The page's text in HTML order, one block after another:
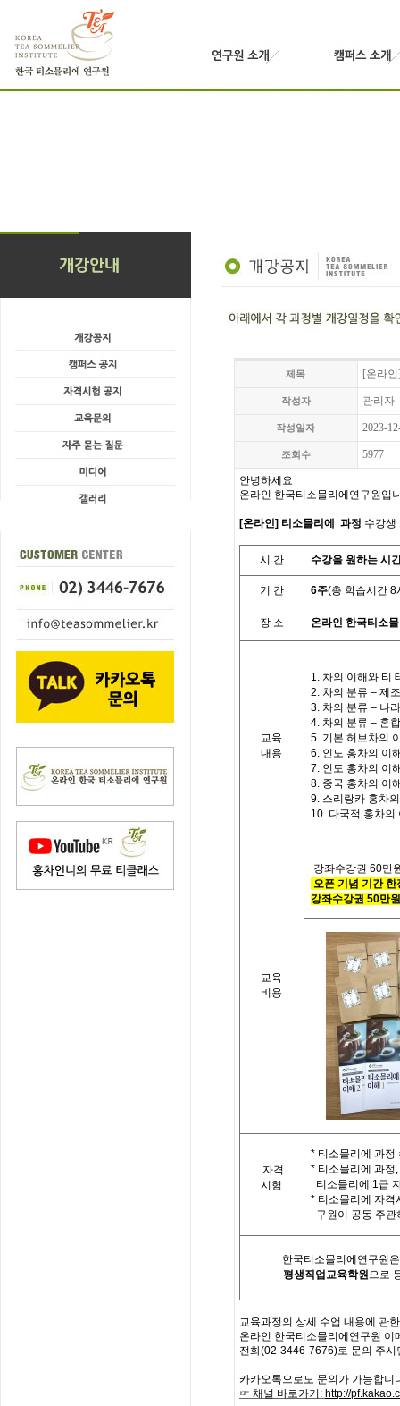
제목 [온라
작성자 관리자
작성일자 2023-
조회수 5977
안녕하세요
온라인 한국티소믈리에연구원입
[온라인] 티소믈리에 과정 수강생
시 간 수강을 원하는 시
기 간 6주(총 학습시간8
장 소 온라인 한국티소
교육
내용
1. 차의 이해와 티
2. 차의 분류 – 제
3. 차의 분류 – 나라
4. 차의 분류 – 혼합
5. 기본 허브차의
6. 인도 홍차의 이
7. 인도 홍차의 이
8. 중국 홍차의 이
9. 스리랑카 홍차
10. 다국적 홍차의
교육
비용
강좌수강권 60만
오픈 기념 기간 한
강좌수강권 50만원
자격
시험
* 티소믈리에 과정
* 티소믈리에 과정,
티소믈리에 1급
* 티소믈리에 자격
구원이 공동 주
한국티소믈리에연구원
평생직업교육학원으로
교육과정의 상세 수업 내용에 관한
온라인 한국티소믈리에 연구원 이
전화(02-3446-7676)로 문의 주시
카카오톡으로도 문의가 가능합니
☞ 채널 바로가기 : http://